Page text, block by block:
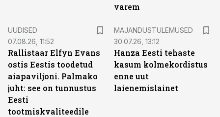
varem
UUDISED
07.08.26, 11:52
Rallistaar Elfyn Evans
ostis Eestis toodetud
aiapaviljoni. Palmako
juht: see on tunnustus
Eesti
tootmiskvaliteedile
MAJANDUSTULEMUSED
30.07.26, 13:12
Hanza Eesti tehaste
kasum kolmekordistus
enne uut
laienemislainet